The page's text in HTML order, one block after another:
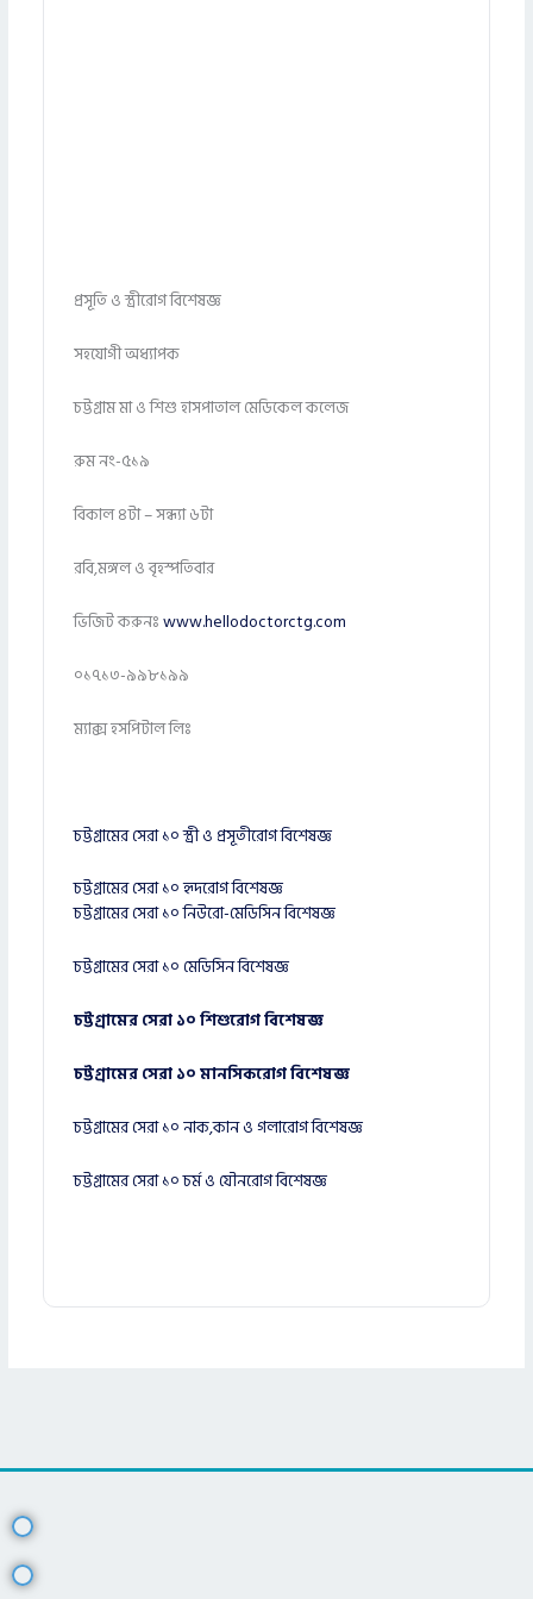
প্রসূতি ও স্ত্রীরোগ বিশেষজ্ঞ
সহযোগী অধ্যাপক
চট্টগ্রাম মা ও শিশু হাসপাতাল মেডিকেল কলেজ
রুম নং-৫১৯
বিকাল ৪টা – সন্ধ্যা ৬টা
রবি,মঙ্গল ও বৃহস্পতিবার
ভিজিট করুনঃwww.hellodoctorctg.com
০১৭১৩-৯৯৮১৯৯
ম্যাক্স হসপিটাল লিঃ
চট্টগ্রামের সেরা ১০ স্ত্রী ও প্রসূতীরোগ বিশেষজ্ঞ
চট্টগ্রামের সেরা ১০ হৃদরোগ বিশেষজ্ঞ
চট্টগ্রামের সেরা ১০ নিউরো-মেডিসিন বিশেষজ্ঞ
চট্টগ্রামের সেরা ১০ মেডিসিন বিশেষজ্ঞ
চট্টগ্রামের সেরা ১০ শিশুরোগ বিশেষজ্ঞ
চট্টগ্রামের সেরা ১০ মানসিকরোগ বিশেষজ্ঞ
চট্টগ্রামের সেরা ১০ নাক,কান ও গলারোগ বিশেষজ্ঞ
চট্টগ্রামের সেরা ১০ চর্ম ও যৌনরোগ বিশেষজ্ঞ